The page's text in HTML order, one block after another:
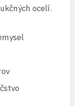
ocelí.